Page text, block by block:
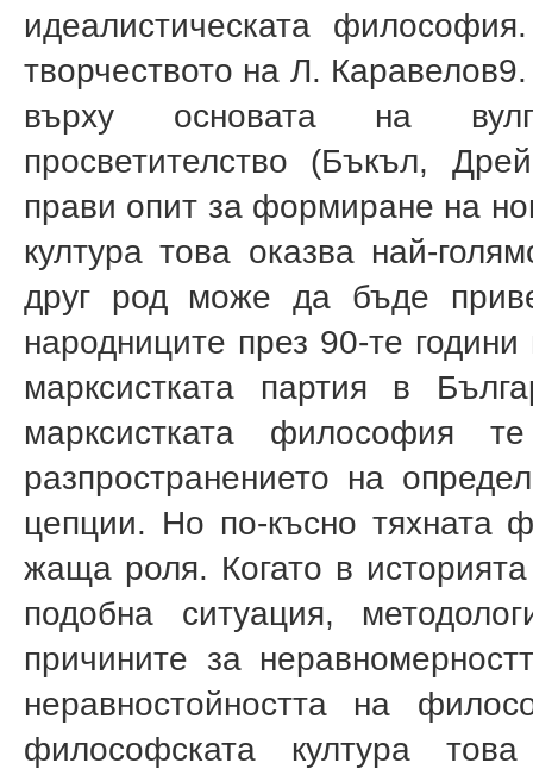
идеалистическата
творчеството на Л. Каравелов9
върху основата на
просветителство (Бъкъл,
прави опит за формиране на
култура това оказва най-
друг род може да бъде
народниците през 90-те
марксистката партия в
марксистката философия
разпространението на
цепции. Но по-късно тяхната
жаща роля. Когато в
подобна ситуация,
причините за
неравностойността на
философската култура